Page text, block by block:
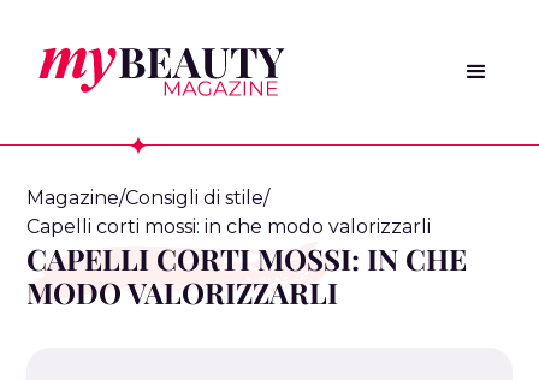
Magazine/Consigli di stile/
Capelli corti mossi: in che modo valorizzarli
CAPELLI CORTI MOSSI: IN CHE
MODO VALORIZZARLI